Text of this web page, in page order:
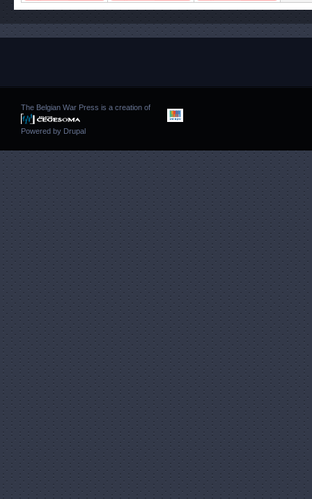
The Belgian War Press is a creation of
Powered by Drupal